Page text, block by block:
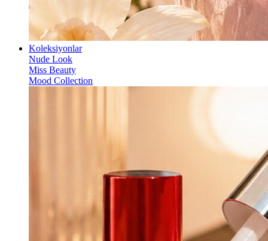
Koleksiyonlar
Nude Look
Miss Beauty
Mood Collection